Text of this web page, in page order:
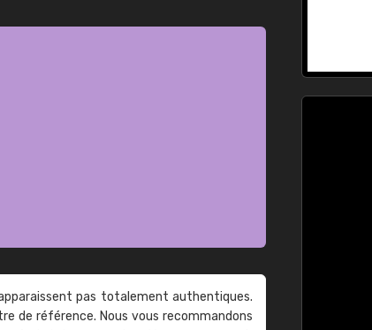
pas totalement authentiques.
de référence. Nous vous recommandons